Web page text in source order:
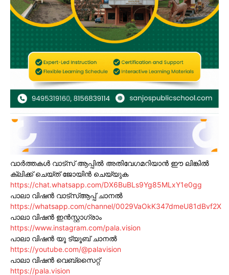
വാർത്തകൾ വാട്സ് ആപ്പിൽ അതിവേഗമറിയാൻ ഈ ലിങ്കിൽ
ക്ലിക്ക് ചെയ്ത് ജോയിൻ ചെയ്യുക
https://chat.whatsapp.com/DX6BuBLs9Yg85MLxY1e0gg
പാലാ വിഷൻ വാട്സ്ആപ്പ് ചാനൽ
https://whatsapp.com/channel/0029VaOkK347dmeU81dBvf2X
പാലാ വിഷൻ ഇൻസ്റ്റാഗ്രാം
https://www.instagram.com/pala.vision
പാലാ വിഷൻ യൂ ട്യൂബ് ചാനൽ
https://youtube.com/@palavision
പാലാ വിഷൻ വെബ്സൈറ്റ്
https://pala.vision